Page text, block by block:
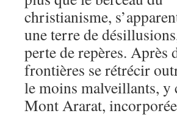
christianisme,
une terre de
perte de repères. Après
frontières se rétrécir
le moins malveillants,
Mont Ararat,